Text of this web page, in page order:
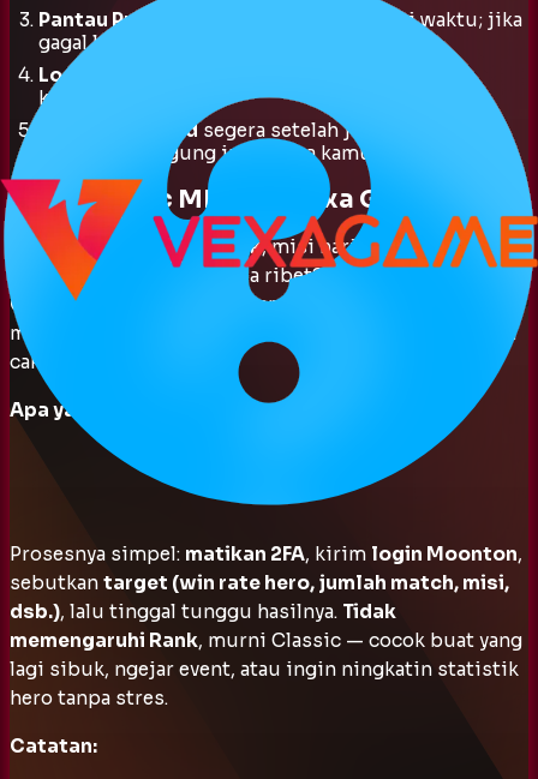
Pantau Proses
: tunggu sesuai estimasi waktu; jika
gagal login, admin akan menghubungi.
Login via Moonton
kelancaran.
Ganti Passwordsegera setelah joki selesai kami
tidak bertanggung jawab jika kamu lalai.
Joki Classic MLBB di Vexa Game
Mau win rate Classic naik, misi harian/weekly kelar,
ataulatih hero pool tanpa ribet? Serahkan ke
Classic Vexa Game
. Tim kami main
meta, dan jaga
biar profil kamu makin
cakep.
Apa yang kamu dapat:
Prosesnya simpel: matikan 2FA, kirim login Moonton,
sebutkan target (win rate hero, jumlah match, misi,
dsb.), lalu tinggal tunggu hasilnya. Tidak
memengaruhi Rank, murni Classic — cocok buat yang
lagi sibuk, ngejar event, atau ingin ningkatin statistik
hero tanpa stres.
Catatan: